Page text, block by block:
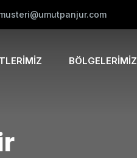
BÖLGELERIMIZ